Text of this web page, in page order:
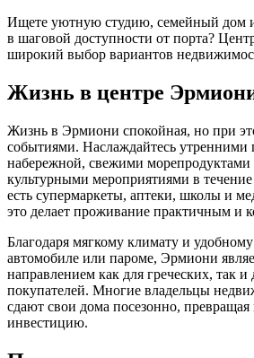
Ищете уютную студию, семейный дом
в шаговой доступности от порта?
широкий выбор вариантов
Жизнь в центре
Жизнь в Эрмиони спокойная, но при
событиями. Наслаждайтесь утренними
набережной, свежими морепродуктами
культурными мероприятиями в течение
есть супермаркеты, аптеки, школы и
это делает проживание практичным и
Благодаря мягкому климату и
автомобиле или пароме, Эрмиони
направлением как для греческих, так
покупателей. Многие владельцы
сдают свои дома посезонно,
инвестицию.